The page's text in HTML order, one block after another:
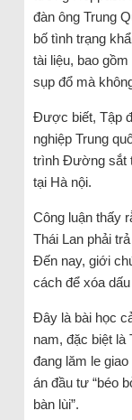
đàn ông Trung
bố tình trạng
tài liệu, bao
sụp đổ mà
Được biết, Tập
nghiệp Trung
trình Đường sắt
tại Hà nội.
Công luận thấy
Thái Lan phải
Đến nay, giới
cách để xóa
Đây là bài học
nam, đặc biệt
đang lăm le
án đầu tư “béo
bàn lùi”.